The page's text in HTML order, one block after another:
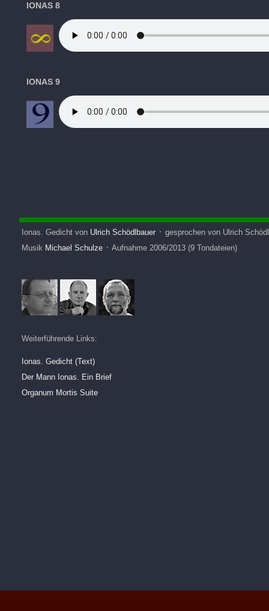
IONAS 8
IONAS 9
Ionas. Gedichtvon Ulrich Schödlbauer᛫ gesprochen von Ulrich
Musik Michael Schulze᛫ Aufnahme 2006/2013 (9 Tondateien)
Weiterführende Links:
Ionas. Gedicht (Text)
Der Mann Ionas. Ein Brief
Organum Mortis Suite